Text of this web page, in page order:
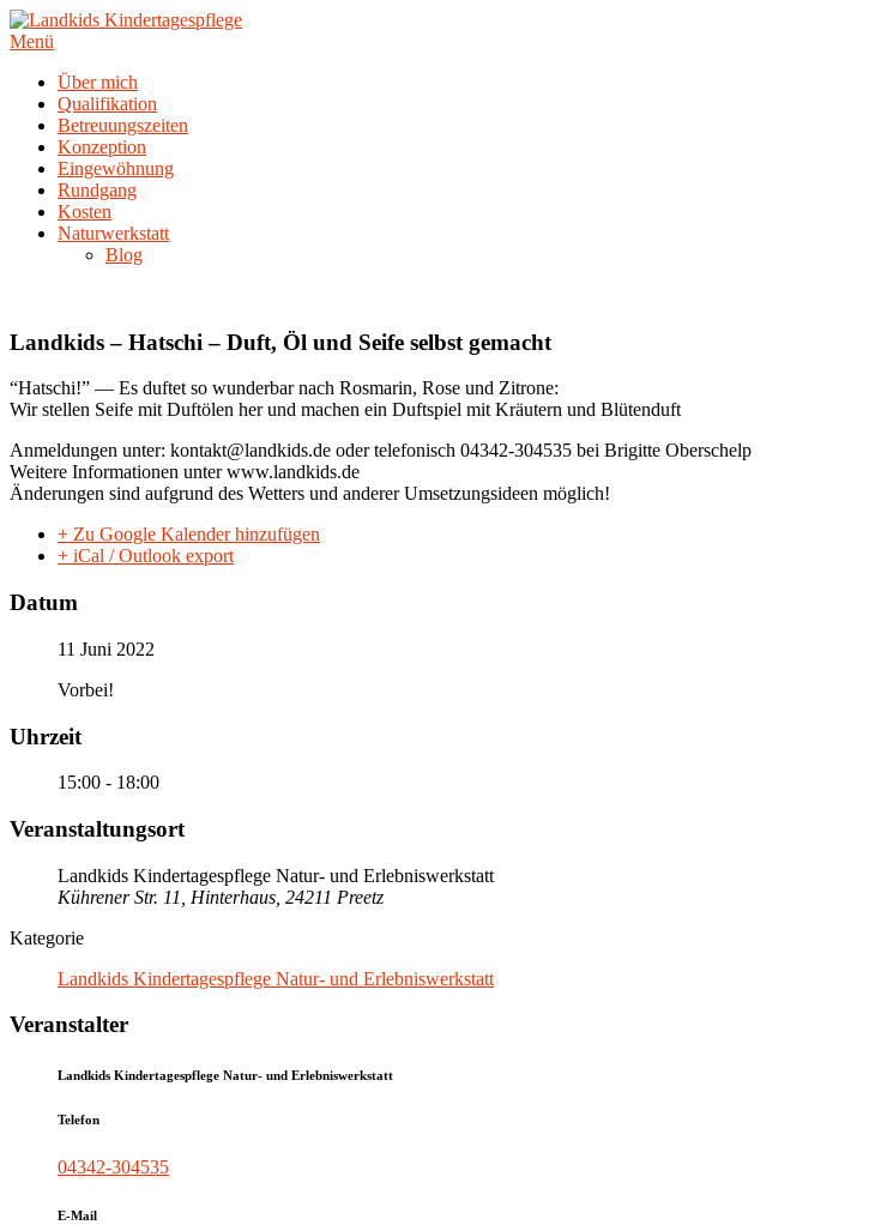
Zum
Inhalt
Menü
Über mich
Qualifikation
Betreuungszeiten
Konzeption
Eingewöhnung
Rundgang
Kosten
Naturwerkstatt
Blog
Landkids – Hatschi – Duft, Öl und Seife selbst gemacht
“Hatschi!” — Es duftet so wunderbar nach Rosmarin, Rose und Zitrone:
Wir stellen Seife mit Duftölen her und machen ein Duftspiel mit Kräutern und Blütenduft
Anmeldungen unter: kontakt@landkids.de oder telefonisch 04342-304535 bei Brigitte Oberschelp
Weitere Informationen unter www.landkids.de
Änderungen sind aufgrund des Wetters und anderer Umsetzungsideen möglich!
+ Zu Google Kalender hinzufügen
+ iCal / Outlook export
Datum
11 Juni 2022
Vorbei!
Uhrzeit
15:00 - 18:00
Veranstaltungsort
Landkids Kindertagespflege Natur- und Erlebniswerkstatt
Kührener Str. 11, Hinterhaus, 24211 Preetz
Kategorie
Landkids Kindertagespflege Natur- und Erlebniswerkstatt
Veranstalter
Landkids Kindertagespflege Natur- und Erlebniswerkstatt
Telefon
04342-304535
E-Mail